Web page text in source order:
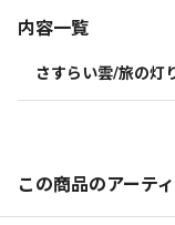
内容一覧
さすらい雲/旅の灯
この商品のアーテ